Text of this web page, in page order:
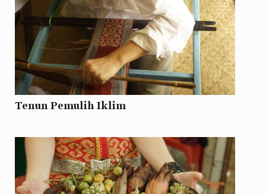
Tenun Pemulih Iklim